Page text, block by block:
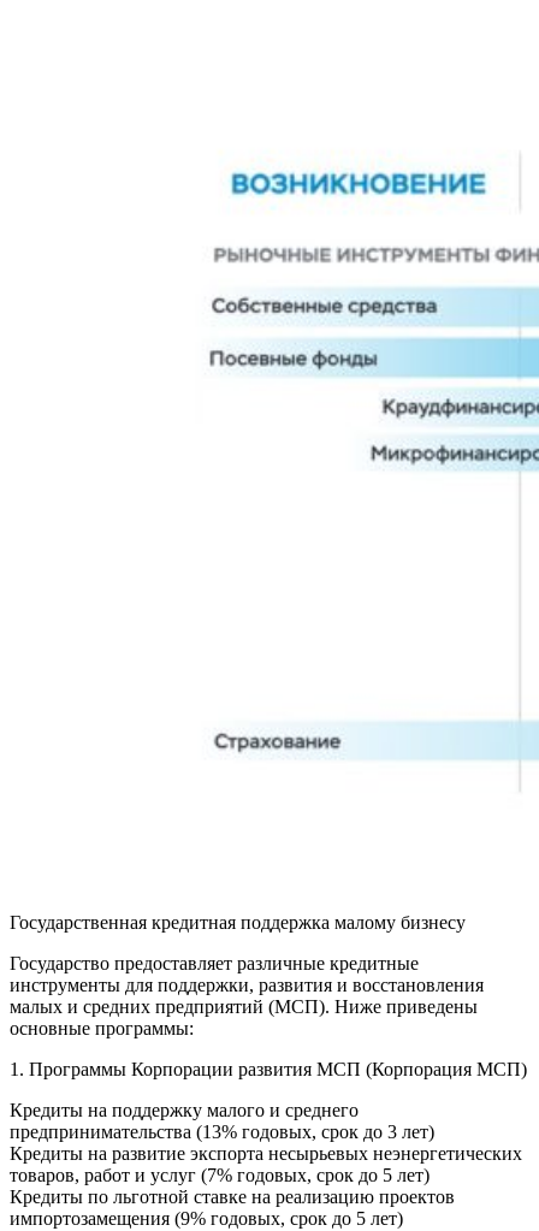
Государственная кредитная поддержка малому бизнесу
Государство предоставляет различные кредитные
инструменты для поддержки, развития и восстановления
малых и средних предприятий (МСП). Ниже приведены
основные программы:
1. Программы Корпорации развития МСП (Корпорация МСП)
Кредиты на поддержку малого и среднего
предпринимательства (13% годовых, срок до 3 лет)
Кредиты на развитие экспорта несырьевых неэнергетических
товаров, работ и услуг (7% годовых, срок до 5 лет)
Кредиты по льготной ставке на реализацию проектов
импортозамещения (9% годовых, срок до 5 лет)